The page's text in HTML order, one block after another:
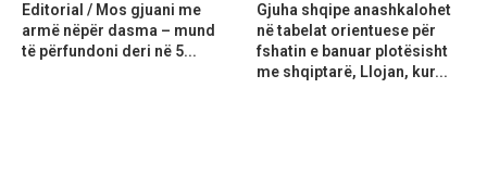
Editorial / Mos gjuani me
armë nëpër dasma – mund
të përfundoni deri në 5...
Gjuha shqipe anashkalohet
në tabelat orientuese për
fshatin e banuar plotësisht
me shqiptarë, Llojan, kur...